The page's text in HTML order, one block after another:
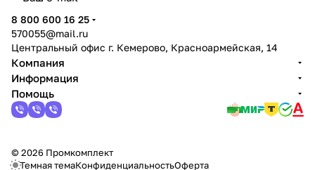
8 800 600 16 25
570055@mail.ru
Центральный офис г. Кемерово, Красноармейская, 14
Компания
Информация
Помощь
© 2026 Промкомплект
Темная темаКонфиденциальностьОферта